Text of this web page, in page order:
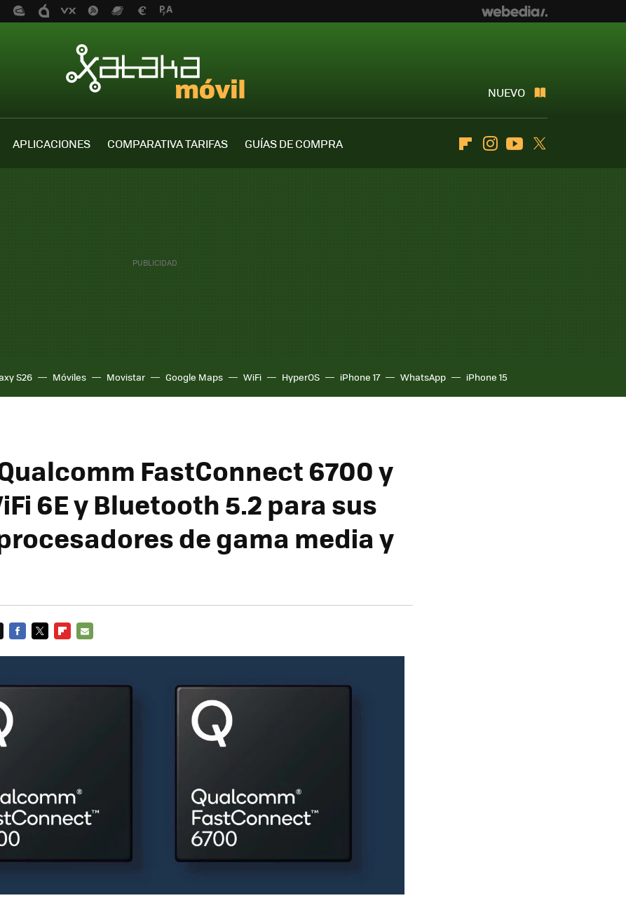
NUEVO
APLICACIONES COMPARATIVA TARIFAS
GUÍAS DE COMPRA
FlipboardInstagramYoutube
S26 Móviles Movistar Google Maps WiFi HyperOS iPhone 17 WhatsApp iPhone 15
FastConnect 6700 y
6E y Bluetooth 5.2 para sus
de gama media y